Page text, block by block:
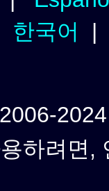
한국어
하려면,